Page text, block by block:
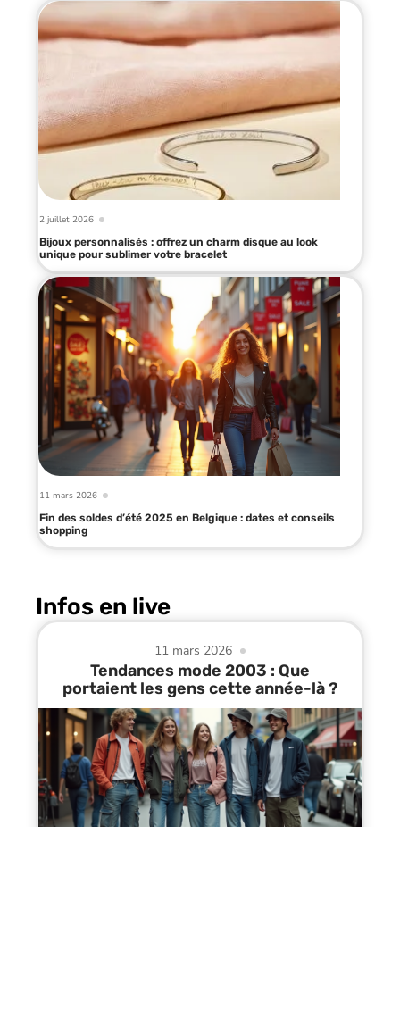
2 juillet 2026
Bijoux personnalisés : offrez un charm disque au look
unique pour sublimer votre bracelet
11 mars 2026
Fin des soldes d’été 2025 en Belgique : dates et conseils
shopping
Infos en live
11 mars 2026
Tendances mode 2003 : Que
portaient les gens cette année-là ?